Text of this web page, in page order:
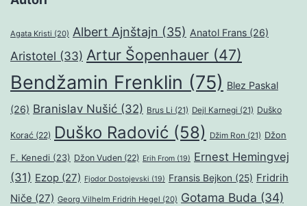
Agata Kristi (20) Albert Ajnštajn (35) Anatol Frans (26)
Aristotel (33) Artur Šopenhauer (47)
Bendžamin Frenklin (75) Blez Paskal
(26) Branislav Nušić (32) Brus Li (21) Dejl Karnegi (21) Duško
Korać (22) Duško Radović (58) Džim Ron (21) Džon
F. Kenedi (23) Džon Vuden (22) Erih From (19) Ernest Hemingvej
(31) Ezop (27) Fjodor Dostojevski (19) Fransis Bejkon (25) Fridrih
Niče (27) Georg Vilhelm Fridrih Hegel (20) Gotama Buda (34)